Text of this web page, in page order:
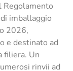
Regolamento
imballaggio
2026,
e destinato ad
filiera. Un
rinvii ad